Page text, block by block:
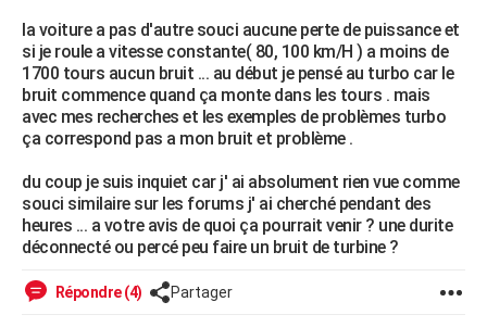
Destinations
City break
Voyage nature
Voyage de noces
Forum
Climat
+PHOTO
GUIDES D'ACHAT
BONS PLANS
CARTE DE VOEUX
Carte de Noël
Carte Bonne année
Carte Saint-Valentin
Carte Pâques
Carte d'anniversaire
DICTIONNAIRE
la voiture a pas d'autre souci aucune perte de puissance et
si je roule a vitesse constante( 80, 100 km/H ) a moins de
1700 tours aucun bruit ... au début je pensé au turbo car le
bruit commence quand ça monte dans les tours . mais
avec mes recherches et les exemples de problèmes turbo
ça correspond pas a mon bruit et problème .
du coup je suis inquiet car j' ai absolument rien vue comme
souci similaire sur les forums j' ai cherché pendant des
heures ... a votre avis de quoi ça pourrait venir ? une durite
déconnecté ou percé peu faire un bruit de turbine ?
Répondre (4) Partager